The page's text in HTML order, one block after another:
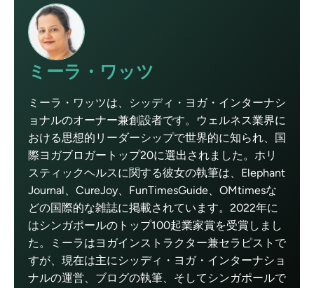
ミーラ・ワッツ
ミーラ・ワッツは、シッディ・ヨガ・インターナシ
ョナルのオーナー兼創設者です。ウェルネス業界に
おける思想的リーダーシップで世界的に知られ、国
際ヨガブロガートップ20に選出されました。ホリ
スティックヘルスに関する彼女の執筆は、Elephant
Journal、CureJoy、FunTimesGuide、OMtimesな
どの国際的な雑誌に掲載されています。2022年に
はシンガポールのトップ100起業家賞を受賞しまし
た。ミーラはヨガインストラクター兼セラピストで
すが、現在は主にシッディ・ヨガ・インターナショ
ナルの運営、ブログの執筆、そしてシンガポールで